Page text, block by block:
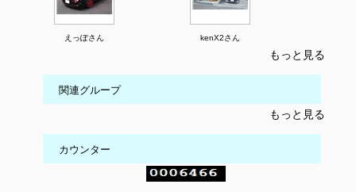
えっぽさん kenX2さん
もっと見る
関連グループ
もっと見る
カウンター